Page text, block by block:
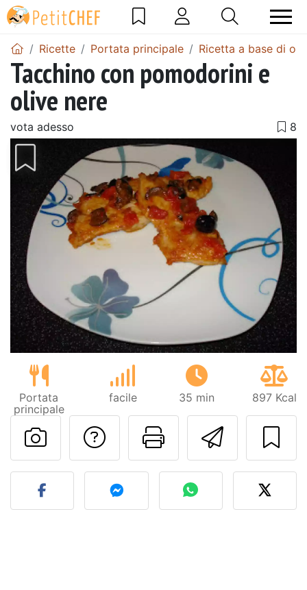
Ricette Portata principale Ricetta a base di
Tacchino con pomodorini e
olive nere
vota adesso
Portata
principale
facile 35 min 897 Kcal
Invia
Stampa la
Contatta l'autore
Pubblica la foto di